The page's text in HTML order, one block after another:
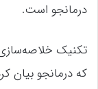
درمانجو است.
تکنیک
که درمانجو